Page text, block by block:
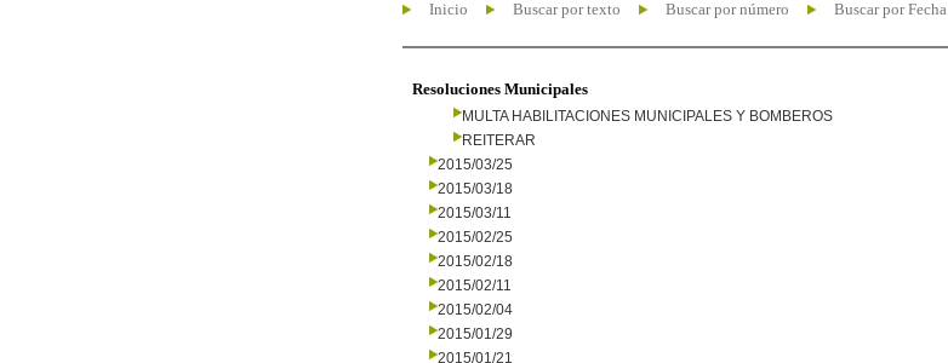
Inicio Buscar por texto Buscar por número Buscar por Fecha
Resoluciones Municipales
MULTA HABILITACIONES MUNICIPALES Y BOMBEROS
REITERAR
2015/03/25
2015/03/18
2015/03/11
2015/02/25
2015/02/18
2015/02/11
2015/02/04
2015/01/29
2015/01/21